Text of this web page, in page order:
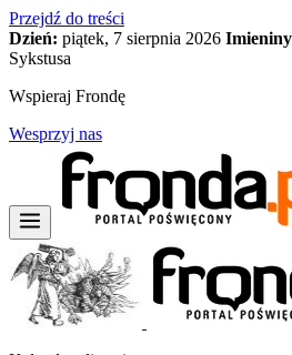
Przejdź do treści
Dzień: piątek, 7 sierpnia 2026
Sykstusa
Wspieraj Frondę
Wesprzyj nas